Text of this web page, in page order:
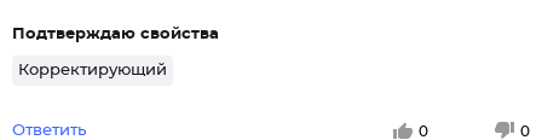
Подтверждаю свойства
Корректирующий
Ответить 0 0